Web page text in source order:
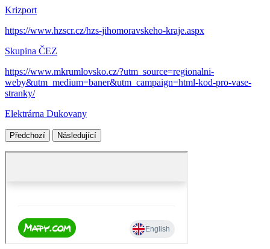
Krizport
https://www.hzscr.cz/hzs-jihomoravskeho-kraje.aspx
Skupina ČEZ
https://www.mkrumlovsko.cz/?utm_source=regionalni-
weby&utm_medium=baner&utm_campaign=html-kod-pro-vase-
stranky/
Elektrárna Dukovany
Předchozí Následující